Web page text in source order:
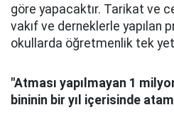
göre yapacaktır. Tarikat ve
vakıf ve derneklerle yapılan
okullarda öğretmenlik tek
"Atması yapılmayan 1
bininin bir yıl içerisinde